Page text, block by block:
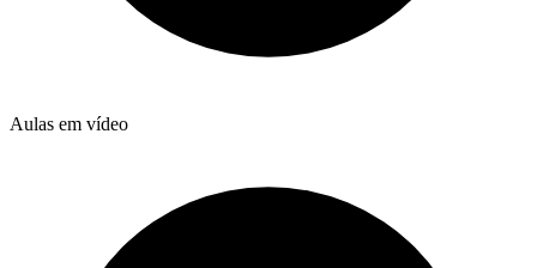
Aulas em vídeo